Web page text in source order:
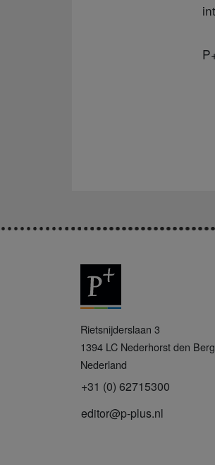
+
Rietsnijderslaan 3
1394 LC Nederhorst den Berg
Nederland
+31 (0) 62715300
editor@p-plus.nl